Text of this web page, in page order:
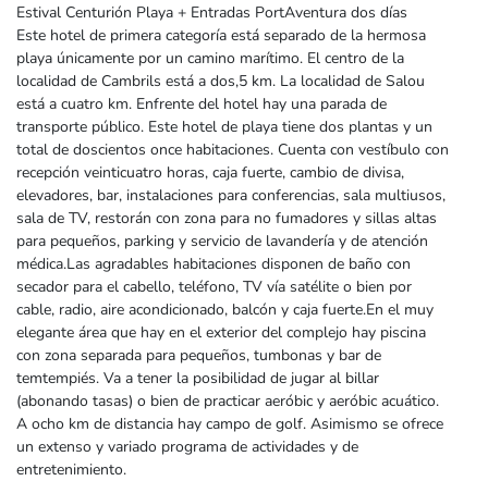
Estival Centurión Playa + Entradas PortAventura dos días
Este hotel de primera categoría está separado de la hermosa
playa únicamente por un camino marítimo. El centro de la
localidad de Cambrils está a dos,5 km. La localidad de Salou
está a cuatro km. Enfrente del hotel hay una parada de
transporte público. Este hotel de playa tiene dos plantas y un
total de doscientos once habitaciones. Cuenta con vestíbulo con
recepción veinticuatro horas, caja fuerte, cambio de divisa,
elevadores, bar, instalaciones para conferencias, sala multiusos,
sala de TV, restorán con zona para no fumadores y sillas altas
para pequeños, parking y servicio de lavandería y de atención
médica.Las agradables habitaciones disponen de baño con
secador para el cabello, teléfono, TV vía satélite o bien por
cable, radio, aire acondicionado, balcón y caja fuerte.En el muy
elegante área que hay en el exterior del complejo hay piscina
con zona separada para pequeños, tumbonas y bar de
temtempiés. Va a tener la posibilidad de jugar al billar
(abonando tasas) o bien de practicar aeróbic y aeróbic acuático.
A ocho km de distancia hay campo de golf. Asimismo se ofrece
un extenso y variado programa de actividades y de
entretenimiento.